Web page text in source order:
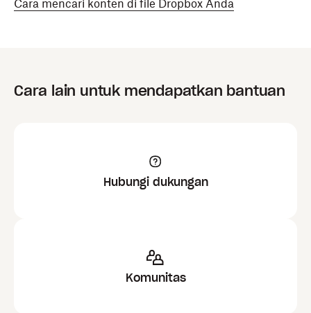
Cara mencari konten di file Dropbox Anda
Cara lain untuk mendapatkan bantuan
Hubungi dukungan
Komunitas